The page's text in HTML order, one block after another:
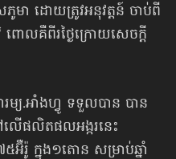
មា ដោយត្រូវអនុវត្តន៍ ចាប់ពី
ពោលគឺពីរថ្ងៃក្រោយសេចក្ដី
ម្យ.អាំងហ្វូ ទទួលបាន បាន
លើផលិតផលអង្ករនេះ
អ៊ឺរ៉ូ ក្នុង១តោន សម្រាប់ឆ្នាំ